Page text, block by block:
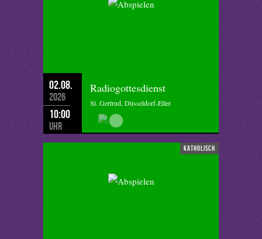
02.08.
2026
10:00
Uhr
Radiogottesdienst
St. Gertrud, Düsseldorf-Eller
katholisch